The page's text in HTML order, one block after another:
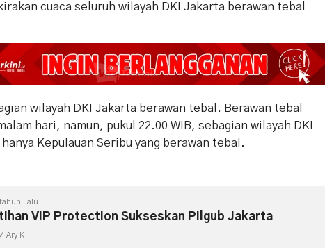
cuaca seluruh wilayah DKI Jakarta berawan tebal
wilayah DKI Jakarta berawan tebal. Berawan tebal
hari, namun, pukul 22.00 WIB, sebagian wilayah DKI
Kepulauan Seribu yang berawan tebal.
lalu
VIP Protection Sukseskan Pilgub Jakarta
Ary K